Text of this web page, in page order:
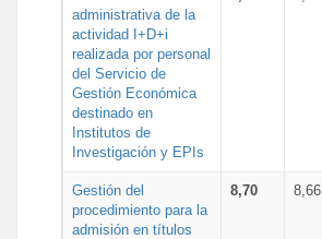
administrativa de la
actividad I+D+i
realizada por personal
del Servicio de
Gestión Económica
destinado en
Institutos de
Investigación y EPIs
Gestión del
procedimiento para la
admisión en títulos
8,70 8,66